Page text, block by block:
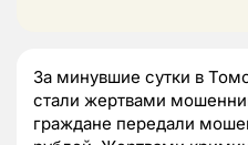
За минувшие сутки в
стали жертвами
граждане передали